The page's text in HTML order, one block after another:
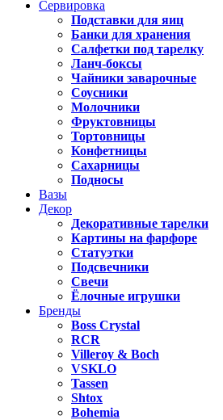
Сервировка
Подставки для яиц
Банки для хранения
Салфетки под тарелку
Ланч-боксы
Чайники заварочные
Соусники
Молочники
Фруктовницы
Тортовницы
Конфетницы
Сахарницы
Подносы
Вазы
Декор
Декоративные тарелки
Картины на фарфоре
Статуэтки
Подсвечники
Свечи
Ёлочные игрушки
Бренды
Boss Crystal
RCR
Villeroy & Boch
VSKLO
Tassen
Shtox
Bohemia